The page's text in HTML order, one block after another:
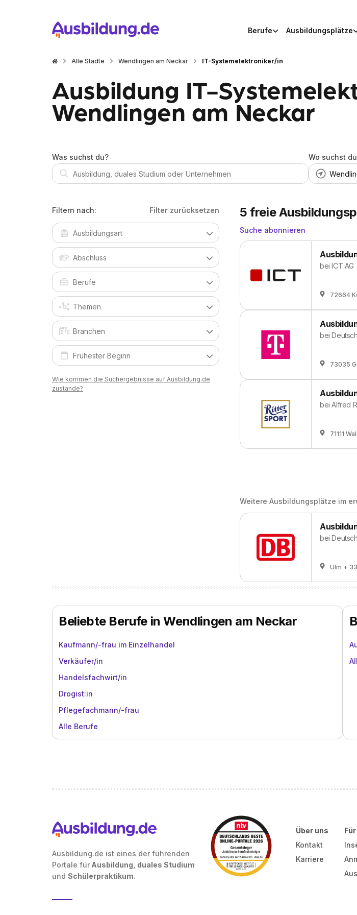
Berufe Ausbildungsplätze
Alle Städte Wendlingen am Neckar IT-Systemelektroniker/in
Ausbildung IT-
Wendlingen am Neckar
Was suchst du?
Wo suchst
Filtern nach: Filter zurücksetzen
Wie kommen die Suchergebnisse auf Ausbildung.de
zustande?
5 freie
Suche abonnieren
beiICT AG
72664
bei
73035
beiAlfred
71111
Weitere Ausbildungsplätze im
bei
Ulm +
Beliebte Berufe in Wendlingen am Neckar
Kaufmann/-frau im Einzelhandel
Verkäufer/in
Handelsfachwirt/in
Drogist:in
Pflegefachmann/-frau
Alle Berufe
Ausbildung.de ist eines der führenden
Portale für Ausbildung, duales Studium
und Schülerpraktikum.
Über uns
Kontakt
Karriere